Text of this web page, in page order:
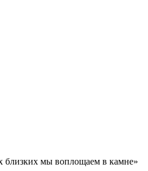
мы воплощаем в камне»